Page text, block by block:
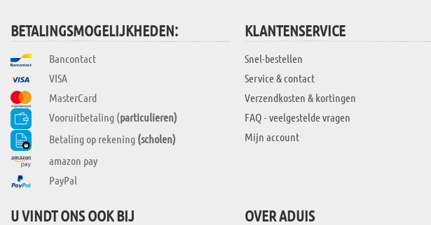
BETALINGSMOGELIJKHEDEN:
Bancontact
VISA
MasterCard
Vooruitbetaling (particulieren)
Betaling op rekening (scholen)
amazon pay
PayPal
KLANTENSERVICE
Snel-bestellen
Service & contact
Verzendkosten & kortingen
FAQ - veelgestelde vragen
Mijn account
U VINDT ONS OOK BIJ OVER ADUIS